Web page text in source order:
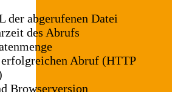
der abgerufenen Datei
des Abrufs
Abruf (HTTP
Browserversion